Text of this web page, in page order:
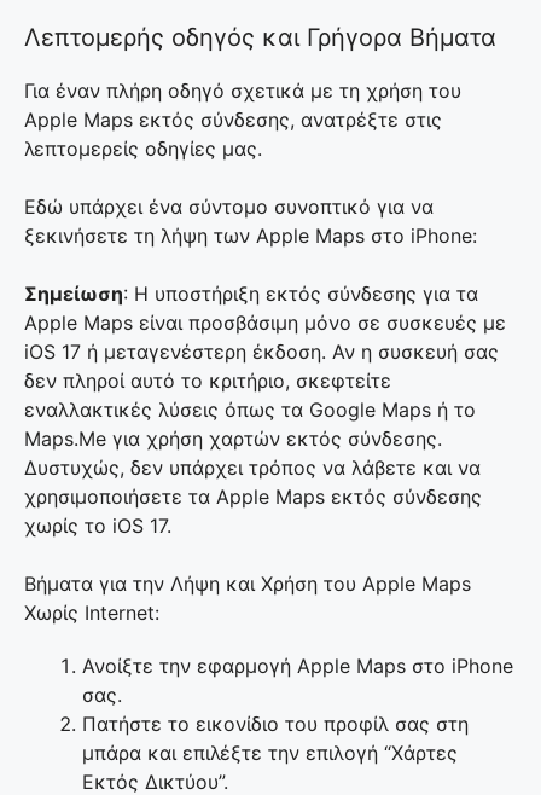
Λεπτομερής οδηγός και Γρήγορα Βήματα
Για έναν πλήρη οδηγό σχετικά με τη χρήση του
Apple Maps εκτός σύνδεσης, ανατρέξτε στις
λεπτομερείς οδηγίες μας.
Εδώ υπάρχει ένα σύντομο συνοπτικό για να
ξεκινήσετε τη λήψη των Apple Maps στο iPhone:
Σημείωση: Η υποστήριξη εκτός σύνδεσης για τα
Apple Maps είναι προσβάσιμη μόνο σε συσκευές με
iOS 17 ή μεταγενέστερη έκδοση. Αν η συσκευή σας
δεν πληροί αυτό το κριτήριο, σκεφτείτε
εναλλακτικές λύσεις όπως τα Google Maps ή το
Maps.Me για χρήση χαρτών εκτός σύνδεσης.
Δυστυχώς, δεν υπάρχει τρόπος να λάβετε και να
χρησιμοποιήσετε τα Apple Maps εκτός σύνδεσης
χωρίς το iOS 17.
Βήματα για την Λήψη και Χρήση του Apple Maps
Χωρίς Internet:
Ανοίξτε την εφαρμογή Apple Maps στο iPhone
σας.
Πατήστε το εικονίδιο του προφίλ σας στη
μπάρα και επιλέξτε την επιλογή “Χάρτες
Εκτός Δικτύου”.